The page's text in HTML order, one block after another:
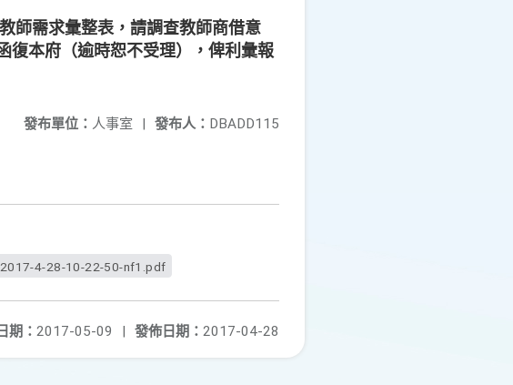
師需求彙整表，請調查教師商借意
復本府（逾時恕不受理），俾利彙報
發布人： DBADD115
發布單位： 人事室 |
4-28-10-22-50-nf1.pdf
發佈日期： 2017-04-28
期： 2017-05-09 |